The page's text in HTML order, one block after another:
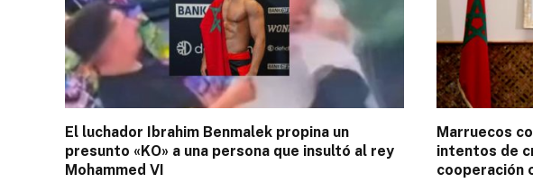
El luchador Ibrahim Benmalek propina un
presunto «KO» a una persona que insultó al rey
Mohammed VI
Marruecos
intentos de
cooperación